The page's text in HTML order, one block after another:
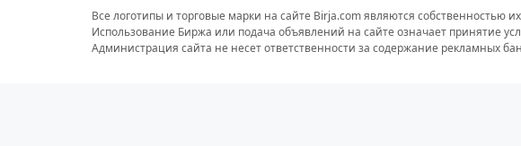
Все логотипы и торговые марки на сайте Birja.com являются собственностью
Использование Биржа или подача объявлений на сайте означает принятие
Администрация сайта не несет ответственности за содержание рекламных